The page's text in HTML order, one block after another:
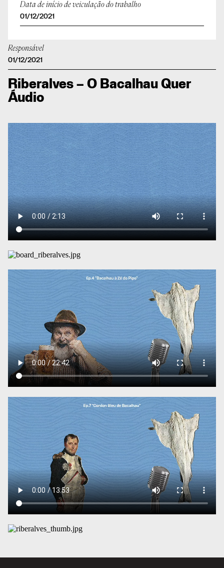
Data de início de veiculação do trabalho
01/12/2021
Responsável
01/12/2021
Riberalves – O Bacalhau Quer
Áudio